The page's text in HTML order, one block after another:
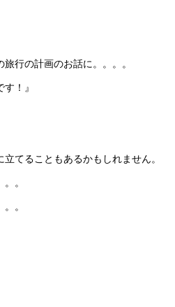
行の計画のお話に。。。。
！』
てることもあるかもしれません。
。
。